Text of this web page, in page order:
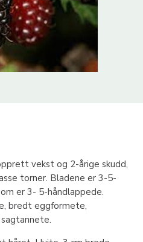
vekst og 2-årige skudd,
torner. Bladene er 3-5-
er 3- 5-håndlappede.
bredt eggformete,